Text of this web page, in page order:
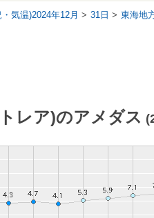
気温)2024年12月 31日 東海地
レア)のアメダス